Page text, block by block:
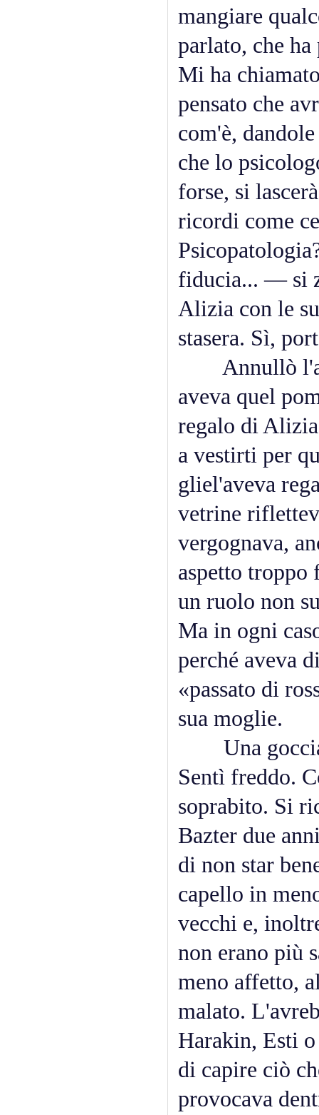
mangiare
parlato, che
Mi ha
pensato che
com'è,
che lo
forse, si
ricordi come
fiducia... — si
Alizia con le
stasera. Sì,
Annullò
aveva quel
regalo di
a vestirti per
gliel'aveva
vetrine
vergognava,
aspetto troppo
un ruolo non
Ma in ogni
perché aveva
«passato di
sua moglie.
Una goccia
Sentì freddo.
soprabito. Si
Bazter due
di non star
capello in
vecchi e,
non erano più
meno affetto,
malato.
Harakin, Esti o
di capire ciò
provocava